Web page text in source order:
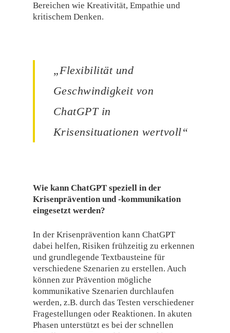
Bereichen wie Kreativität, Empathie und
kritischem Denken.
„Flexibilität und
Geschwindigkeit von
ChatGPT in
Krisensituationen wertvoll“
Wie kann ChatGPT speziell in der
Krisenprävention und -kommunikation
eingesetzt werden?
In der Krisenprävention kann ChatGPT
dabei helfen, Risiken frühzeitig zu erkennen
und grundlegende Textbausteine für
verschiedene Szenarien zu erstellen. Auch
können zur Prävention mögliche
kommunikative Szenarien durchlaufen
werden, z.B. durch das Testen verschiedener
Fragestellungen oder Reaktionen. In akuten
Phasen unterstützt es bei der schnellen